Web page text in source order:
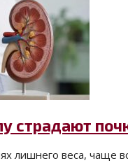
страдают
лишнего веса, чаще